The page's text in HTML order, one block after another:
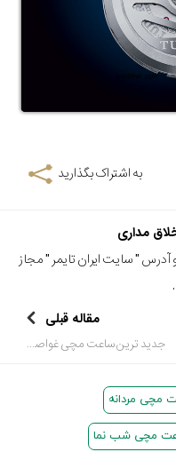
به اشتراک بگذارید
مداری
و آدرس "سایت ایران تایمر " مجاز
مقاله قبلی
جدید ترین ساعت مچی غواصی 2021 برند Blancpain
مچی مردانه
مچی شب نما